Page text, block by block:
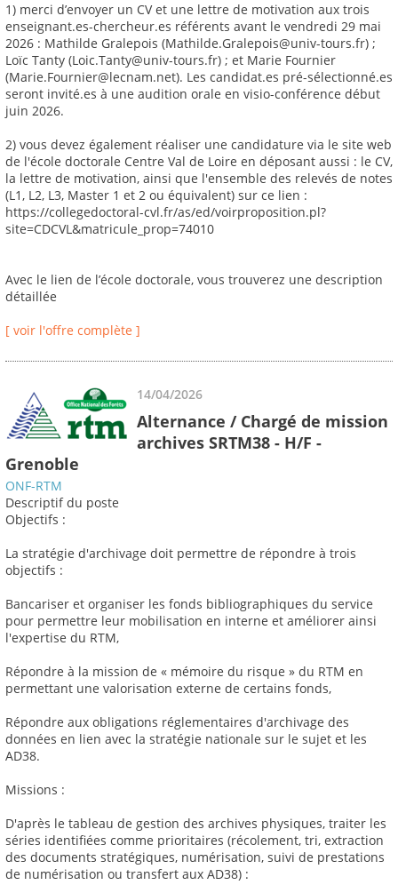
1) merci d’envoyer un CV et une lettre de motivation aux trois
enseignant.es-chercheur.es référents avant le vendredi 29 mai
2026 : Mathilde Gralepois (Mathilde.Gralepois@univ-tours.fr) ;
Loïc Tanty (Loic.Tanty@univ-tours.fr) ; et Marie Fournier
(Marie.Fournier@lecnam.net). Les candidat.es pré-sélectionné.es
seront invité.es à une audition orale en visio-conférence début
juin 2026.
2) vous devez également réaliser une candidature via le site web
de l'école doctorale Centre Val de Loire en déposant aussi : le CV,
la lettre de motivation, ainsi que l'ensemble des relevés de notes
(L1, L2, L3, Master 1 et 2 ou équivalent) sur ce lien :
https://collegedoctoral-cvl.fr/as/ed/voirproposition.pl?
site=CDCVL&matricule_prop=74010
Avec le lien de l’école doctorale, vous trouverez une description
détaillée
[ voir l'offre complète ]
14/04/2026
Alternance / Chargé de mission
archives SRTM38 - H/F -
Grenoble
ONF-RTM
Descriptif du poste
Objectifs :
La stratégie d'archivage doit permettre de répondre à trois
objectifs :
Bancariser et organiser les fonds bibliographiques du service
pour permettre leur mobilisation en interne et améliorer ainsi
l'expertise du RTM,
Répondre à la mission de « mémoire du risque » du RTM en
permettant une valorisation externe de certains fonds,
Répondre aux obligations réglementaires d'archivage des
données en lien avec la stratégie nationale sur le sujet et les
AD38.
Missions :
D'après le tableau de gestion des archives physiques, traiter les
séries identifiées comme prioritaires (récolement, tri, extraction
des documents stratégiques, numérisation, suivi de prestations
de numérisation ou transfert aux AD38) :